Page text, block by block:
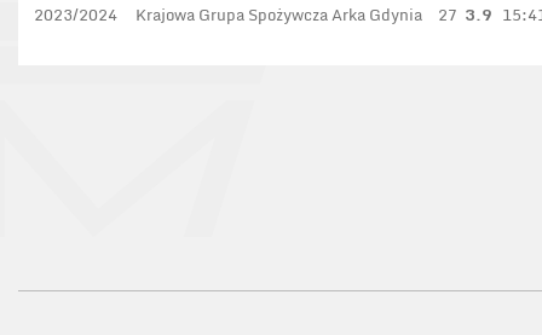
2023/2024
Krajowa Grupa Spożywcza Arka Gdynia 27 3.9